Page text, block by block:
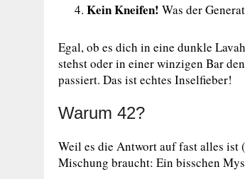
Kein Kneifen! Was der
Egal, ob es dich in eine dunkle
stehst oder in einer winzigen Bar
passiert. Das ist echtes Inselfieber!
Warum 42?
Weil es die Antwort auf fast alles ist
Mischung braucht: Ein bisschen